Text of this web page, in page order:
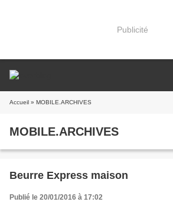
Publicité
Accueil » MOBILE.ARCHIVES
MOBILE.ARCHIVES
Beurre Express maison
Publié le 20/01/2016 à 17:02